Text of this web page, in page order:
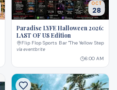
OCT
28
Paradise LYFE Halloween 2026:
LAST OF US Edition
Flip Flop Sports Bar "The Yellow Steps!" ·
víaeventbrite
6:00 AM